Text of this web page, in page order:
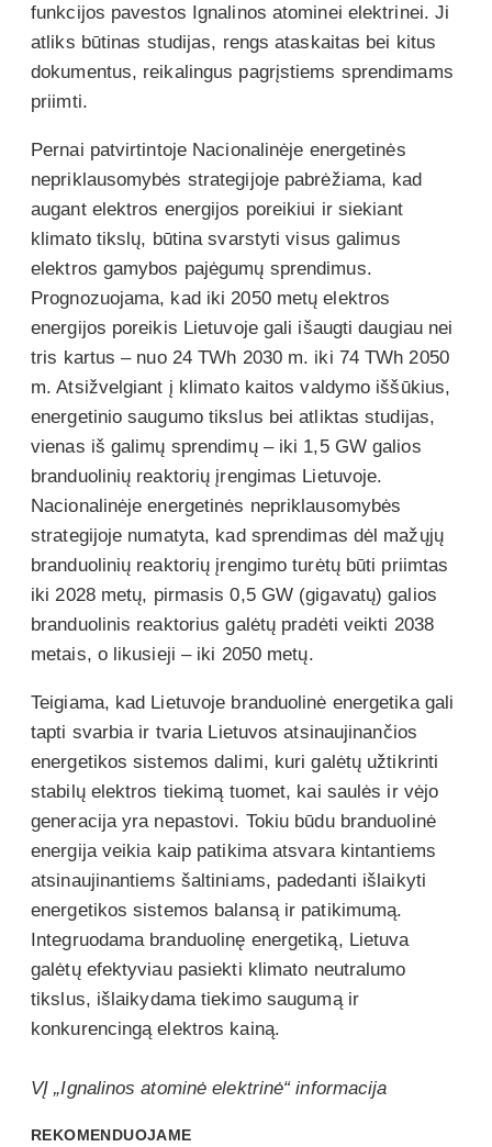
funkcijos pavestos Ignalinos atominei elektrinei. Ji
atliks būtinas studijas, rengs ataskaitas bei kitus
dokumentus, reikalingus pagrįstiems sprendimams
priimti.
Pernai patvirtintoje Nacionalinėje energetinės
nepriklausomybės strategijoje pabrėžiama, kad
augant elektros energijos poreikiui ir siekiant
klimato tikslų, būtina svarstyti visus galimus
elektros gamybos pajėgumų sprendimus.
Prognozuojama, kad iki 2050 metų elektros
energijos poreikis Lietuvoje gali išaugti daugiau nei
tris kartus – nuo 24 TWh 2030 m. iki 74 TWh 2050
m. Atsižvelgiant į klimato kaitos valdymo iššūkius,
energetinio saugumo tikslus bei atliktas studijas,
vienas iš galimų sprendimų – iki 1,5 GW galios
branduolinių reaktorių įrengimas Lietuvoje.
Nacionalinėje energetinės nepriklausomybės
strategijoje numatyta, kad sprendimas dėl mažųjų
branduolinių reaktorių įrengimo turėtų būti priimtas
iki 2028 metų, pirmasis 0,5 GW (gigavatų) galios
branduolinis reaktorius galėtų pradėti veikti 2038
metais, o likusieji – iki 2050 metų.
Teigiama, kad Lietuvoje branduolinė energetika gali
tapti svarbia ir tvaria Lietuvos atsinaujinančios
energetikos sistemos dalimi, kuri galėtų užtikrinti
stabilų elektros tiekimą tuomet, kai saulės ir vėjo
generacija yra nepastovi. Tokiu būdu branduolinė
energija veikia kaip patikima atsvara kintantiems
atsinaujinantiems šaltiniams, padedanti išlaikyti
energetikos sistemos balansą ir patikimumą.
Integruodama branduolinę energetiką, Lietuva
galėtų efektyviau pasiekti klimato neutralumo
tikslus, išlaikydama tiekimo saugumą ir
konkurencingą elektros kainą.
VĮ „Ignalinos atominė elektrinė“ informacija
REKOMENDUOJAME